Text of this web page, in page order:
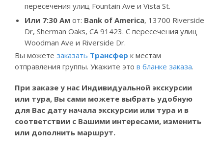
пересечения улиц Fountain Ave и Vista St.
Или 7:30 Ам от: Bank of America, 13700 Riverside
Dr, Sherman Oaks, CA 91423. С пересечения улиц
Woodman Ave и Riverside Dr.
Вы можете заказать Трансфер к местам
отправления группы. Укажите это в бланке заказа.
При заказе у нас Индивидуальной экскурсии
или тура, Вы сами можете выбрать удобную
для Вас дату начала экскурсии или тура и в
соответствии с Вашими интересами, изменить
или дополнить маршрут.